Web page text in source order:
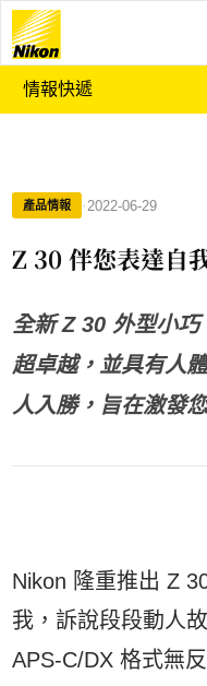
情報快遞
產品情報 · 2022-06-29
Z 30 伴您表達自
全新 Z 30 外型小
超卓越，並具有人
人入勝，旨在激發
Nikon 隆重推出 Z
我，訴說段段動人
APS-C/DX 格式無